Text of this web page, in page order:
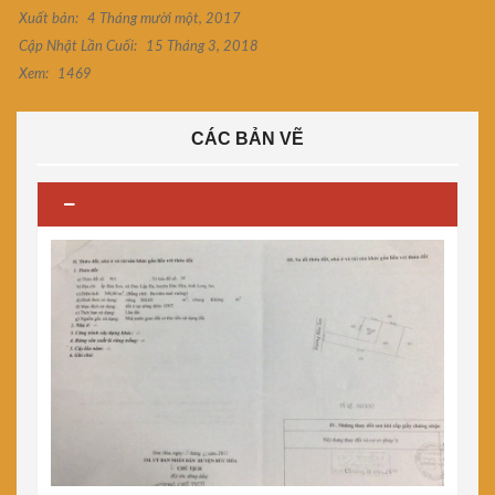
Xuất bản:
4 Tháng mười một, 2017
Cập Nhật Lần Cuối:
15 Tháng 3, 2018
Xem:
1469
CÁC BẢN VẼ